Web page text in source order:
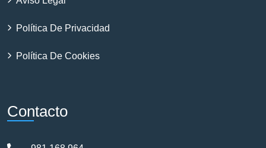
Política De Privacidad
Política De Cookies
Contacto